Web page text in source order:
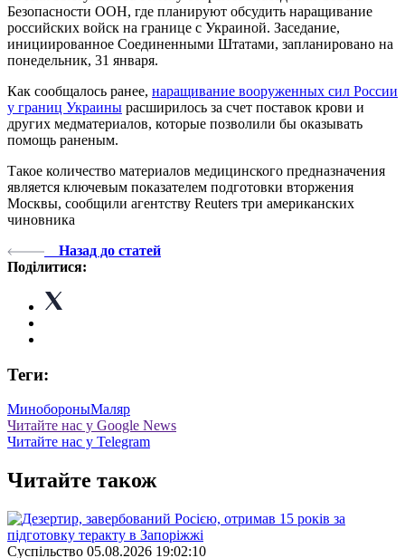
Безопасности ООН, где планируют обсудить наращивание
российских войск на границе с Украиной. Заседание,
инициированное Соединенными Штатами, запланировано на
понедельник, 31 января.
Как сообщалось ранее, наращивание вооруженных сил России
у границ Украины расширилось за счет поставок крови и
других медматериалов, которые позволили бы оказывать
помощь раненым.
Такое количество материалов медицинского предназначения
является ключевым показателем подготовки вторжения
Москвы, сообщили агентству Reuters три американских
чиновника
Назад до статей
Поділитися:
Теги:
МинобороныМаляр
Читайте нас у Google News
Читайте нас у Telegram
Читайте також
Суспiльство 05.08.2026 19:02:10